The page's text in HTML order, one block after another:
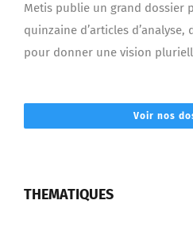
Metis publie un grand dossier
quinzaine d’articles
pour donner une vision
Voir nos
THEMATIQUES